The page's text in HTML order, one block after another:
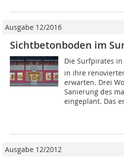
Ausgabe 12/2016
Sichtbetonboden im
Die Surfpirates
in ihre
erwarten. Drei
Sanierung des
eingeplant. Das
Ausgabe 12/2012